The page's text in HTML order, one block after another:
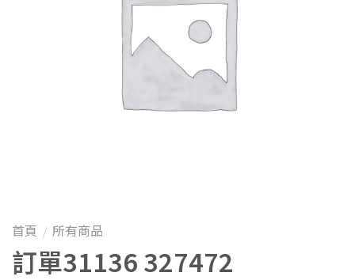
首頁 / 所有商品
訂單31136 327472